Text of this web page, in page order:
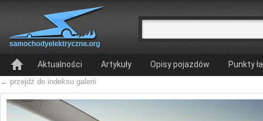
Aktualności Artykuły Opisy pojazdów Punkty
← przejdź do indeksu galerii